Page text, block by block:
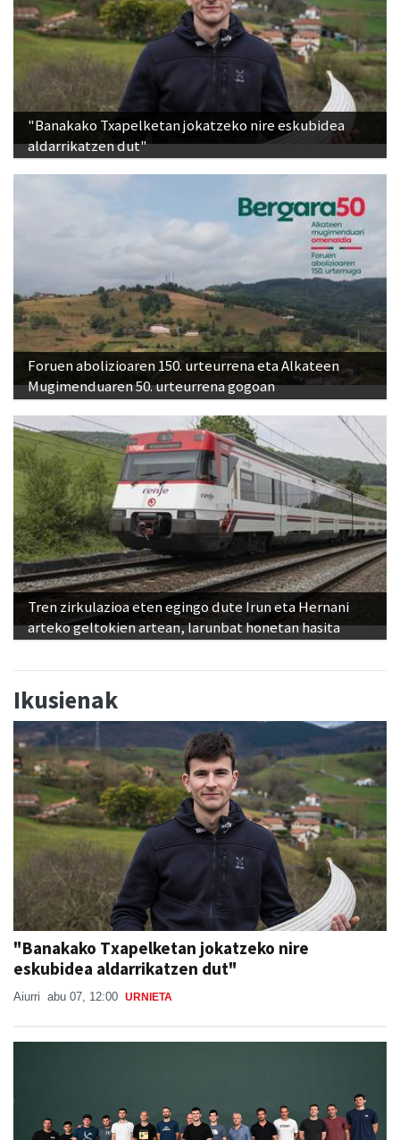
"Banakako Txapelketan jokatzeko nire eskubidea
aldarrikatzen dut"
Foruen abolizioaren 150. urteurrena eta Alkateen
Mugimenduaren 50. urteurrena gogoan
Tren zirkulazioa eten egingo dute Irun eta Hernani
arteko geltokien artean, larunbat honetan hasita
Ikusienak
"Banakako Txapelketan jokatzeko nire
eskubidea aldarrikatzen dut"
Aiurri abu 07, 12:00 URNIETA